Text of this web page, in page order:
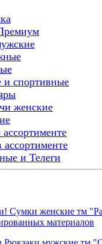
спортивные
женские
и Телеги
Сумки женские тм
материалов